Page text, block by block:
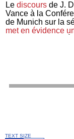
Lediscours de J.
Vance à la
de Munich sur la
met en évidence
TEXT SIZE